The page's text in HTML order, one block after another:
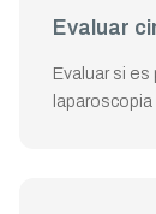
Evaluar
Evaluar si
laparoscopia